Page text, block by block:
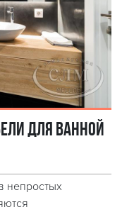
для ванной
непростых